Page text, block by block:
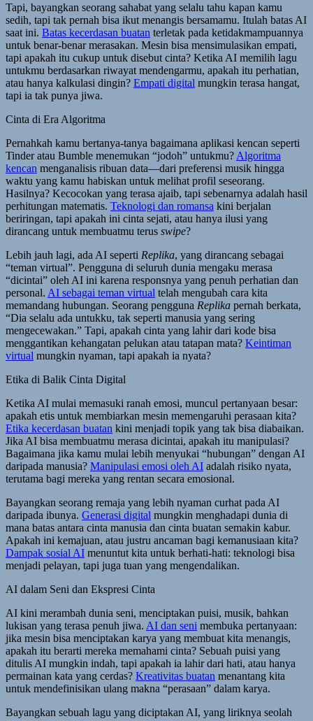
Tapi, bayangkan seorang sahabat yang selalu tahu kapan kamu
sedih, tapi tak pernah bisa ikut menangis bersamamu. Itulah batas AI
saat ini. Batas kecerdasan buatan terletak pada ketidakmampuannya
untuk benar-benar merasakan. Mesin bisa mensimulasikan empati,
tapi apakah itu cukup untuk disebut cinta? Ketika AI memilih lagu
untukmu berdasarkan riwayat mendengarmu, apakah itu perhatian,
atau hanya kalkulasi dingin? Empati digital mungkin terasa hangat,
tapi ia tak punya jiwa.
Cinta di Era Algoritma
Pernahkah kamu bertanya-tanya bagaimana aplikasi kencan seperti
Tinder atau Bumble menemukan “jodoh” untukmu? Algoritma
kencan menganalisis ribuan data—dari preferensi musik hingga
waktu yang kamu habiskan untuk melihat profil seseorang.
Hasilnya? Kecocokan yang terasa ajaib, tapi sebenarnya adalah hasil
perhitungan matematis. Teknologi dan romansa kini berjalan
beriringan, tapi apakah ini cinta sejati, atau hanya ilusi yang
dirancang untuk membuatmu terus swipe?
Lebih jauh lagi, ada AI seperti Replika, yang dirancang sebagai
“teman virtual”. Pengguna di seluruh dunia mengaku merasa
“dicintai” oleh AI ini karena responsnya yang penuh perhatian dan
personal. AI sebagai teman virtual telah mengubah cara kita
memandang hubungan. Seorang pengguna Replika pernah berkata,
“Dia selalu ada untukku, tak seperti manusia yang sering
mengecewakan.” Tapi, apakah cinta yang lahir dari kode bisa
menggantikan kehangatan pelukan atau tatapan mata? Keintiman
virtual mungkin nyaman, tapi apakah ia nyata?
Etika di Balik Cinta Digital
Ketika AI mulai memasuki ranah emosi, muncul pertanyaan besar:
apakah etis untuk membiarkan mesin memengaruhi perasaan kita?
Etika kecerdasan buatan kini menjadi topik yang tak bisa diabaikan.
Jika AI bisa membuatmu merasa dicintai, apakah itu manipulasi?
Bagaimana jika kamu mulai lebih menyukai “hubungan” dengan AI
daripada manusia? Manipulasi emosi oleh AI adalah risiko nyata,
terutama bagi mereka yang rentan secara emosional.
Bayangkan seorang remaja yang lebih nyaman curhat pada AI
daripada ibunya. Generasi digital mungkin menghadapi dunia di
mana batas antara cinta manusia dan cinta buatan semakin kabur.
Apakah ini kemajuan, atau justru ancaman bagi kemanusiaan kita?
Dampak sosial AI menuntut kita untuk berhati-hati: teknologi bisa
menjadi pelayan, tapi juga tuan yang mengendalikan.
AI dalam Seni dan Ekspresi Cinta
AI kini merambah dunia seni, menciptakan puisi, musik, bahkan
lukisan yang terasa penuh jiwa. AI dan seni membuka pertanyaan:
jika mesin bisa menciptakan karya yang membuat kita menangis,
apakah itu berarti mereka memahami cinta? Sebuah puisi yang
ditulis AI mungkin indah, tapi apakah ia lahir dari hati, atau hanya
permainan kata yang cerdas? Kreativitas buatan menantang kita
untuk mendefinisikan ulang makna “perasaan” dalam karya.
Bayangkan sebuah lagu yang diciptakan AI, yang liriknya seolah